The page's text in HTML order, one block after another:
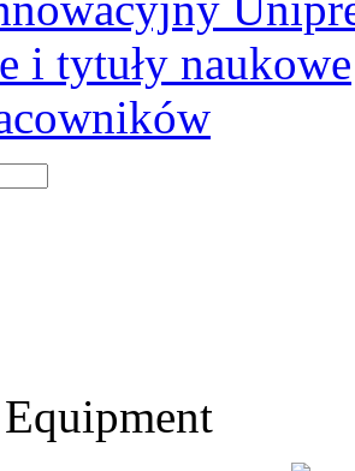
i tytuły naukowe